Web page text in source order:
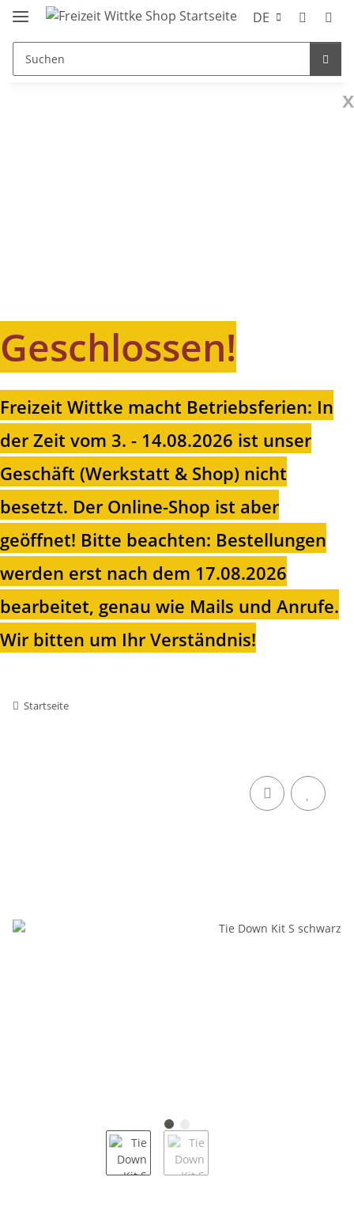
DE
x
Geschlossen!
Freizeit Wittke macht Betriebsferien: In
der Zeit vom 3. - 14.08.2026 ist unser
Geschäft (Werkstatt & Shop) nicht
besetzt. Der Online-Shop ist aber
geöffnet! Bitte beachten: Bestellungen
werden erst nach dem 17.08.2026
bearbeitet, genau wie Mails und Anrufe.
Wir bitten um Ihr Verständnis!
Startseite